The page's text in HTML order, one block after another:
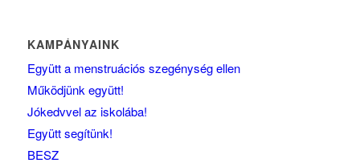
KAMPÁNYAINK
Együtt a menstruációs szegénység ellen
Működjünk együtt!
Jókedvvel az iskolába!
Együtt segítünk!
BESZ